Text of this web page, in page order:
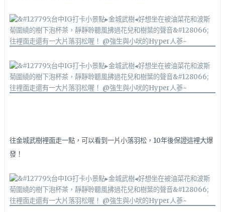
往金城武樹裡面走一點，可以看到一片小落羽松，10年後保證這裡大爆
發！